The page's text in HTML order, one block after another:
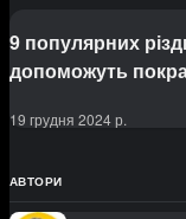
9 популярних
допоможуть
19 грудня 2024 р.
АВТОРИ